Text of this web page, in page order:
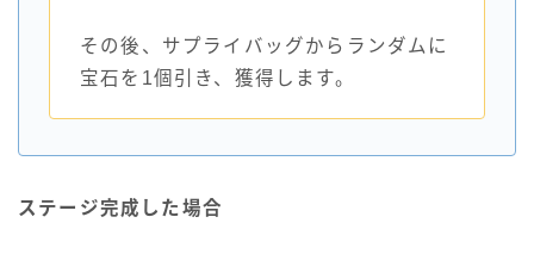
その後、サプライバッグからランダムに
宝石を1個引き、獲得します。
ステージ完成した場合